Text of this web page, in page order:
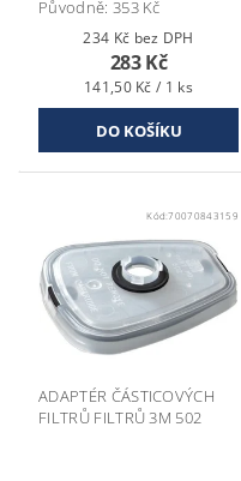
Původně: 353 Kč
234 Kč bez DPH
283 Kč
141,50 Kč / 1 ks
Kód:70070843159
ADAPTÉR ČÁSTICOVÝCH
FILTRŮ FILTRŮ 3M 502